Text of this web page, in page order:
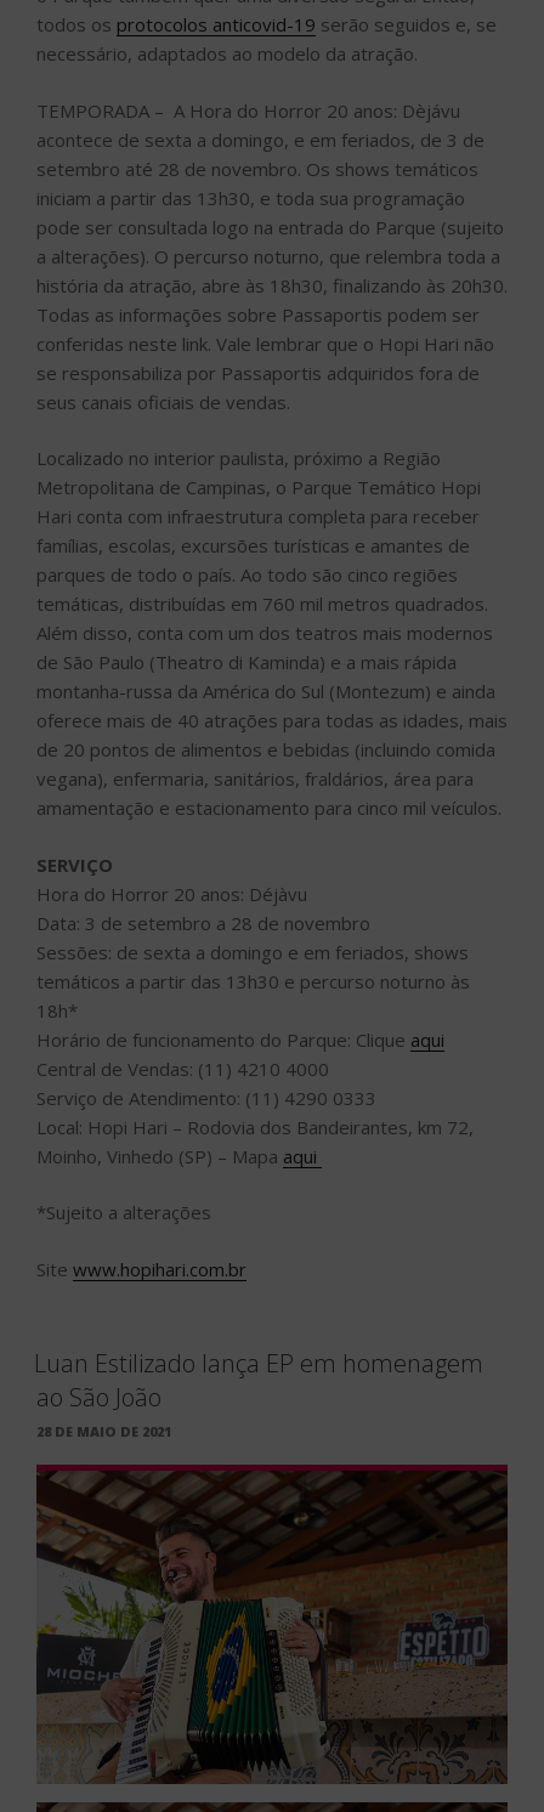
todos os protocolos anticovid-19 serão seguidos e, se
necessário, adaptados ao modelo da atração.
TEMPORADA – A Hora do Horror 20 anos: Dèjávu
acontece de sexta a domingo, e em feriados, de 3 de
setembro até 28 de novembro. Os shows temáticos
iniciam a partir das 13h30, e toda sua programação
pode ser consultada logo na entrada do Parque (sujeito
a alterações). O percurso noturno, que relembra toda a
história da atração, abre às 18h30, finalizando às 20h30.
Todas as informações sobre Passaportis podem ser
conferidas neste link. Vale lembrar que o Hopi Hari não
se responsabiliza por Passaportis adquiridos fora de
seus canais oficiais de vendas.
Localizado no interior paulista, próximo a Região
Metropolitana de Campinas, o Parque Temático Hopi
Hari conta com infraestrutura completa para receber
famílias, escolas, excursões turísticas e amantes de
parques de todo o país. Ao todo são cinco regiões
temáticas, distribuídas em 760 mil metros quadrados.
Além disso, conta com um dos teatros mais modernos
de São Paulo (Theatro di Kaminda) e a mais rápida
montanha-russa da América do Sul (Montezum) e ainda
oferece mais de 40 atrações para todas as idades, mais
de 20 pontos de alimentos e bebidas (incluindo comida
vegana), enfermaria, sanitários, fraldários, área para
amamentação e estacionamento para cinco mil veículos.
SERVIÇO
Hora do Horror 20 anos: Déjàvu
Data: 3 de setembro a 28 de novembro
Sessões: de sexta a domingo e em feriados, shows
temáticos a partir das 13h30 e percurso noturno às
18h*
Horário de funcionamento do Parque: Clique aqui
Central de Vendas: (11) 4210 4000
Serviço de Atendimento: (11) 4290 0333
Local: Hopi Hari – Rodovia dos Bandeirantes, km 72,
Moinho, Vinhedo (SP) – Mapa aqui
*Sujeito a alterações
Site www.hopihari.com.br
Luan Estilizado lança EP em homenagem
ao São João
PUBLICADO
28 DE MAIO DE 2021